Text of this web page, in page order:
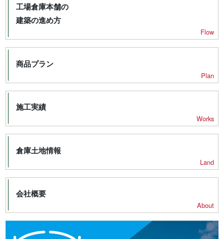
工場倉庫本舗の
建築の進め方
Flow
商品プラン
Plan
施工実績
Works
倉庫土地情報
Land
会社概要
About